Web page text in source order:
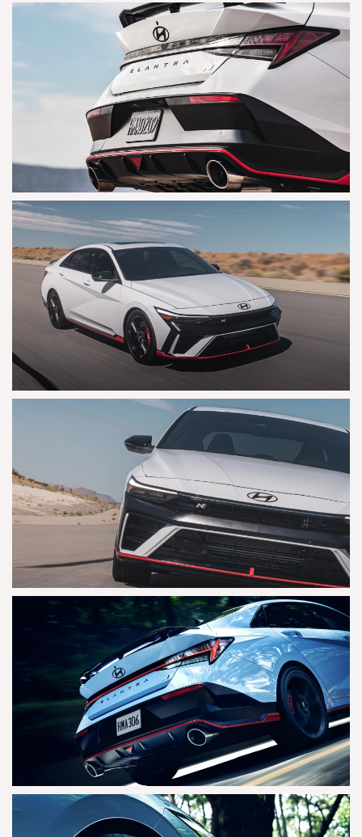
AGRANDAR
AGRANDAR
AGRANDAR
AGRANDAR